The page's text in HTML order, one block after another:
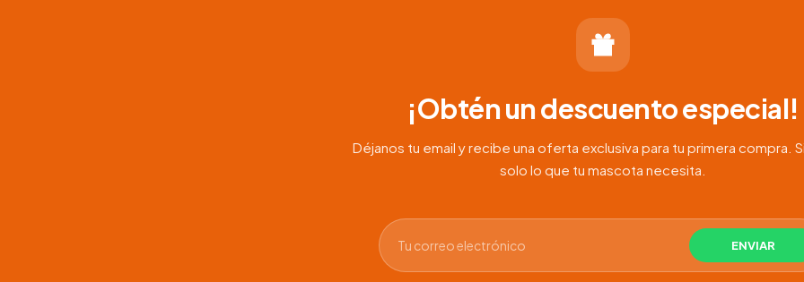
¡Obtén un descuento especial!
Déjanos tu email y recibe una oferta exclusiva para tu primera compra.
solo lo que tu mascota necesita.